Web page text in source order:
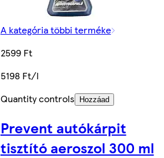
A kategória többi terméke
2599 Ft
5198 Ft/l
Quantity controls
Hozzáad
Prevent autókárpit
tisztító aeroszol 300 ml